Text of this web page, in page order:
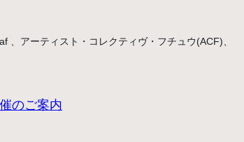
、アーティスト・コレクティヴ・フチュウ(ACF)、
のご案内